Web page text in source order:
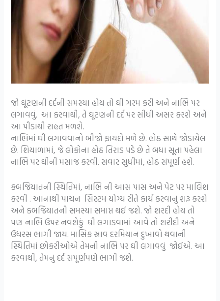
જો ઘૂંટણની દર્દની સમસ્યા હોય તો ઘી ગરમ કરી અને નાભિ પર
લગાવવું. આ કરવાથી, તે ઘૂંટણની દર્દ પર સીધી અસર કરશે અને
આ પીડાથી રાહત મળશે.
નાભિમાં ઘી લગાવવાનો બીજો ફાયદો મળે છે. હોઠ સાથે જોડાયેલ
છે. શિયાળામાં, જે લોકોના હોઠ તિરાડ પડે છે તે બધા સૂતા પહેલા
નાભિ પર ઘીની મસાજ કરવી. સવાર સુધીમાં, હોઠ સંપૂર્ણ હશે.
કબજિયાતની સ્થિતિમાં, નાભિ ની આસ પાસ અને પેટ પર માલિશ
કરવી . આનાથી પાચન સિસ્ટમ યોગ્ય રીતે કાર્ય કરવાનું શરૂ કરશે
અને કબજિયાતની સમસ્યા સમાપ્ત થઈ જશે. જો શરદી હોય તો
પણ નાભિ ઉપર નવશેકું ઘી લગાડવામાં આવે તો શરીદી અને
ઉધરસ ભાગી જાય. માસિક સ્રાવ દરમિયાન દુખાવો થવાની
સ્થિતિમાં છોકરીઓએ તેમની નાભિ પર ઘી લગાવવું જોઈએ. આ
કરવાથી, તેમનું દર્દ સંપૂર્ણપણે ભાગી જશે.